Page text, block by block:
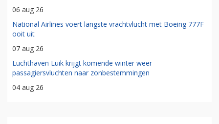
06 aug 26
National Airlines voert langste vrachtvlucht met Boeing 777F
ooit uit
07 aug 26
Luchthaven Luik krijgt komende winter weer
passagiersvluchten naar zonbestemmingen
04 aug 26